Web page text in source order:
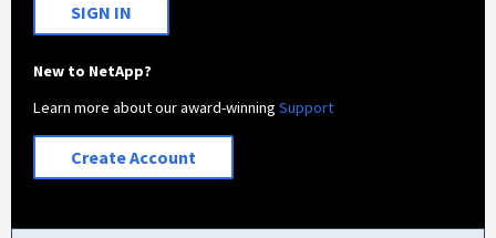
SIGN IN
New to NetApp?
Learn more about our award-winningSupport
Create Account